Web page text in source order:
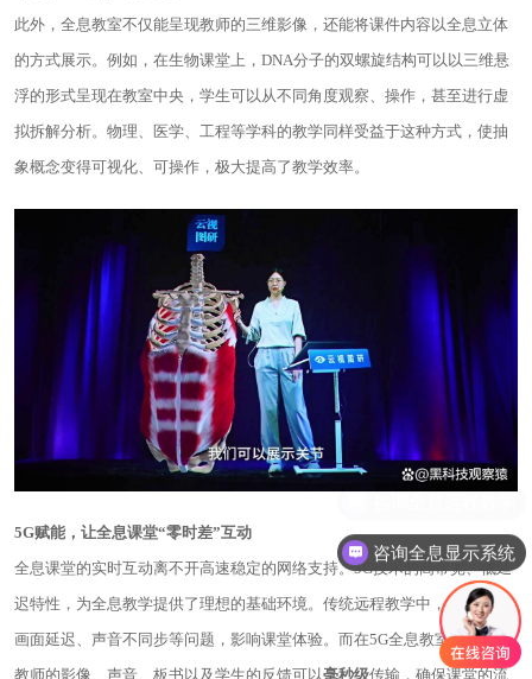
此外，全息教室不仅能呈现教师的三维影像，还能将课件内容以全息立体
的方式展示。例如，在生物课堂上，DNA分子的双螺旋结构可以以三维悬
浮的形式呈现在教室中央，学生可以从不同角度观察、操作，甚至进行虚
拟拆解分析。物理、医学、工程等学科的教学同样受益于这种方式，使抽
象概念变得可视化、可操作，极大提高了教学效率。
5G赋能，让全息课堂“零时差”互动
全息课堂的实时互动离不开高速稳定的网络支持。5G技术的高带宽、低延
迟特性，为全息教学提供了理想的基础环境。传统远程教学中，常常出现
画面延迟、声音不同步等问题，影响课堂体验。而在5G全息教室中，授课
教师的影像、声音、板书以及学生的反馈可以毫秒级传输，确保课堂的流
咨询全息显示系统